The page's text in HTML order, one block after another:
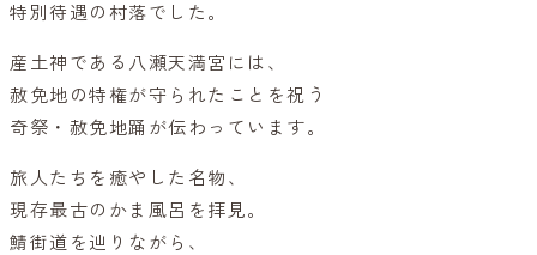
特別待遇の村落でした。
産土神である八瀬天満宮には、
赦免地の特権が守られたことを祝う
奇祭・赦免地踊が伝わっています。
旅人たちを癒やした名物、
現存最古のかま風呂を拝見。
鯖街道を辿りながら、